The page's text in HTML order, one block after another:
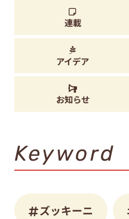
連載
アイデア
お知らせ
Keyword
ズッキーニ